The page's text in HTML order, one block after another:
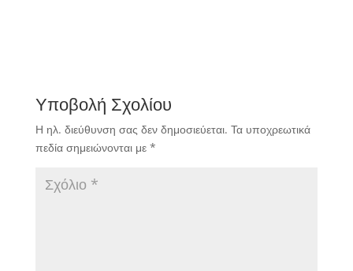
Υποβολή Σχολίου
Η ηλ. διεύθυνση σας δεν δημοσιεύεται. Τα υποχρεωτικά
πεδία σημειώνονται με *